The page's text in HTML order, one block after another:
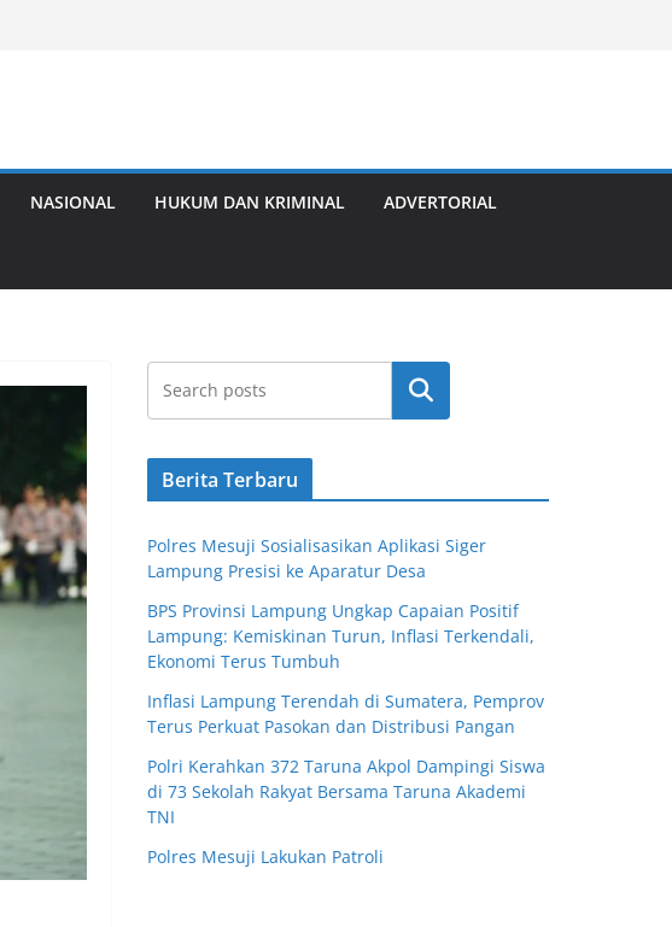
NASIONAL HUKUM DAN KRIMINAL ADVERTORIAL
Cari
Berita Terbaru
Polres Mesuji Sosialisasikan Aplikasi Siger
Lampung Presisi ke Aparatur Desa
BPS Provinsi Lampung Ungkap Capaian Positif
Lampung: Kemiskinan Turun, Inflasi Terkendali,
Ekonomi Terus Tumbuh
Inflasi Lampung Terendah di Sumatera, Pemprov
Terus Perkuat Pasokan dan Distribusi Pangan
Polri Kerahkan 372 Taruna Akpol Dampingi Siswa
di 73 Sekolah Rakyat Bersama Taruna Akademi
TNI
Polres Mesuji Lakukan Patroli